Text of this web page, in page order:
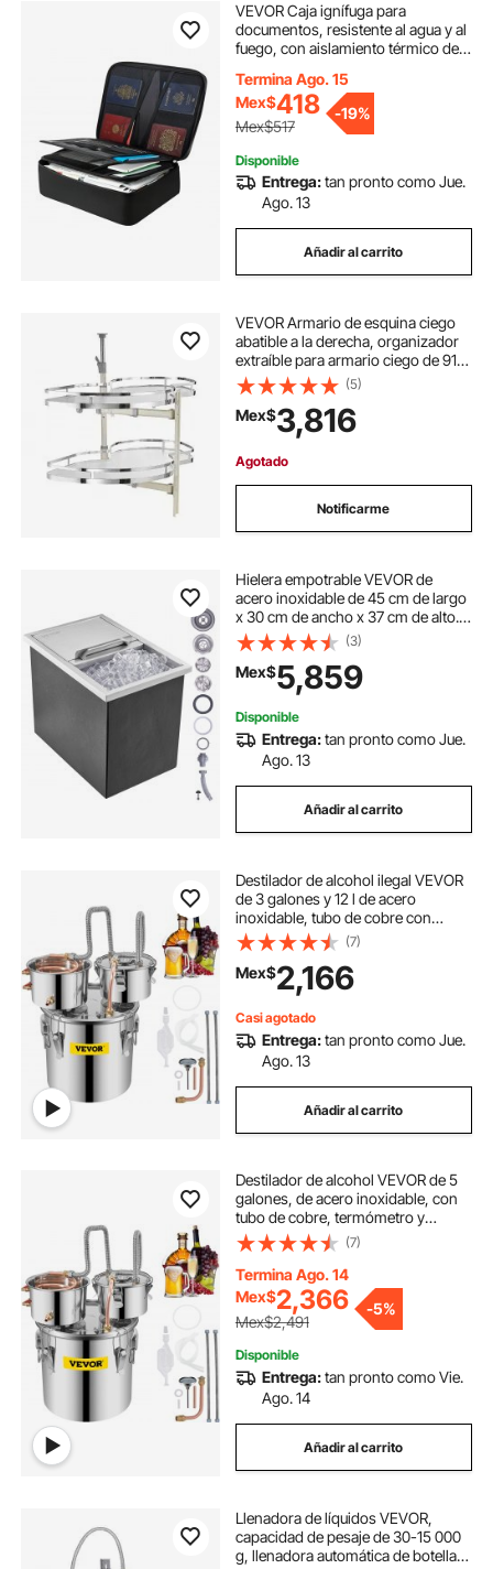
VEVOR Caja ignífuga para
documentos, resistente al agua y al
fuego, con aislamiento térmico de
portátil multicapa para documentos
de viaje, para el hogar, la oficina,
pasaportes, documentos
Termina Ago. 15
Mex$418
Mex$517
-19%
Disponible
Entrega:tan pronto como Jue.
Ago. 13
Añadir al carrito
VEVOR Armario de esquina ciego
abatible a la derecha, organizador
extraíble para armario ciego de 91
cm de ancho, bandeja abatible de 2
niveles con altura ajustable,
organizador de cocina con cierre
suave y apertura a la derecha
(5)
Mex$3,816
Agotado
Notificarme
Hielera empotrable VEVOR de
acero inoxidable de 45 cm de largo
x 30 cm de ancho x 37 cm de alto.
Contenedor de hielo comercial con
tapa deslizante. Barra de hielo para
cocina exterior de 40,9 qt. Incluye
tubo y tapón de drenaje. Ideal para
vino y cerveza fríos.
(3)
Mex$5,859
Disponible
Entrega:tan pronto como Jue.
Ago. 13
Añadir al carrito
Destilador de alcohol ilegal VEVOR
de 3 galones y 12 l de acero
inoxidable, tubo de cobre con
bomba de circulación, kit de
elaboración de cerveza casera,
termómetro incorporado para
whisky, vino, brandy y licores.
(7)
Mex$2,166
Casi agotado
Entrega:tan pronto como Jue.
Ago. 13
Añadir al carrito
Destilador de alcohol VEVOR de 5
galones, de acero inoxidable, con
tubo de cobre, termómetro y
bomba de agua integrados, kit de
elaboración de cerveza casera con
barril doble, ideal para whisky, vino
y brandy.
(7)
Termina Ago. 14
Mex$2,366
Mex$2,491
-5%
Disponible
Entrega:tan pronto como Vie.
Ago. 14
Añadir al carrito
Llenadora de líquidos VEVOR,
capacidad de pesaje de 30-15 000
g, llenadora automática de botellas